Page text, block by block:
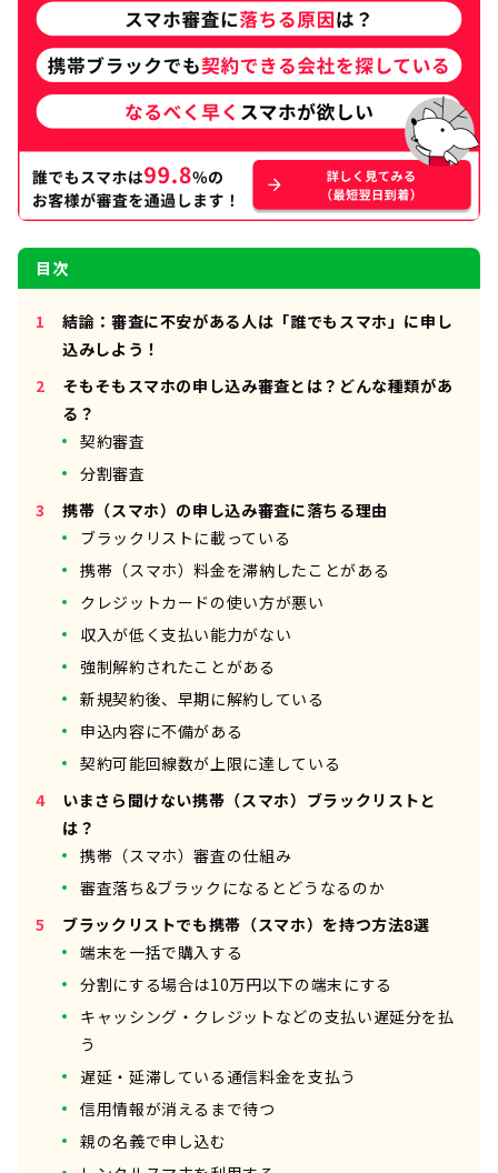
目次
結論：審査に不安がある人は「誰でもスマホ」に申し
込みしよう！
そもそもスマホの申し込み審査とは？どんな種類があ
る？
契約審査
分割審査
携帯（スマホ）の申し込み審査に落ちる理由
ブラックリストに載っている
携帯（スマホ）料金を滞納したことがある
クレジットカードの使い方が悪い
収入が低く支払い能力がない
強制解約されたことがある
新規契約後、早期に解約している
申込内容に不備がある
契約可能回線数が上限に達している
いまさら聞けない携帯（スマホ）ブラックリストと
は？
携帯（スマホ）審査の仕組み
審査落ち&ブラックになるとどうなるのか
ブラックリストでも携帯（スマホ）を持つ方法8選
端末を一括で購入する
分割にする場合は10万円以下の端末にする
キャッシング・クレジットなどの支払い遅延分を払
う
遅延・延滞している通信料金を支払う
信用情報が消えるまで待つ
親の名義で申し込む